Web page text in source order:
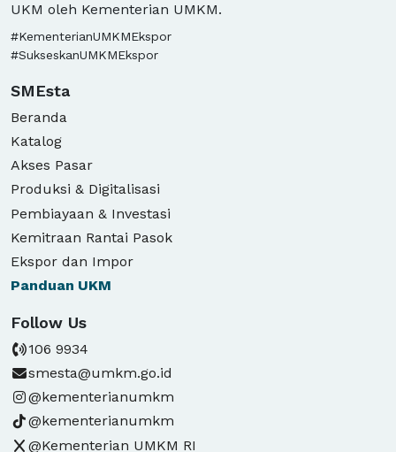
UKM oleh Kementerian UMKM.
#KementerianUMKMEkspor
#SukseskanUMKMEkspor
SMEsta
Beranda
Katalog
Akses Pasar
Produksi & Digitalisasi
Pembiayaan & Investasi
Kemitraan Rantai Pasok
Ekspor dan Impor
Panduan UKM
Follow Us
106 9934
smesta@umkm.go.id
@kementerianumkm
@kementerianumkm
@Kementerian UMKM RI